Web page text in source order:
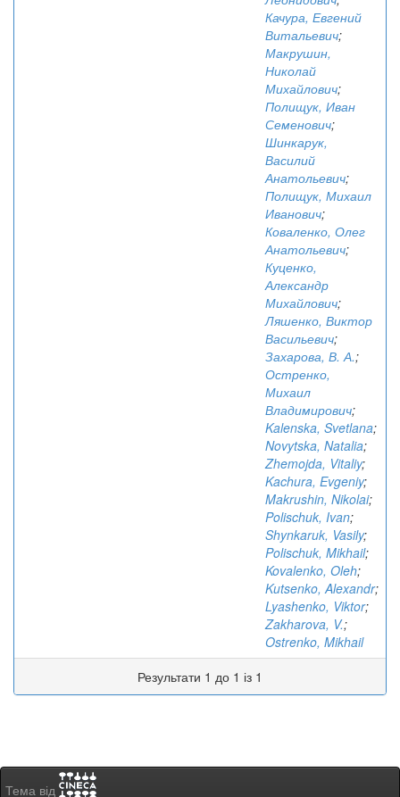
Качура, Евгений
Витальевич;
Макрушин,
Николай
Михайлович;
Полищук, Иван
Семенович;
Шинкарук,
Василий
Анатольевич;
Полищук, Михаил
Иванович;
Коваленко, Олег
Анатольевич;
Куценко,
Александр
Михайлович;
Ляшенко, Виктор
Васильевич;
Захарова, В. А.;
Остренко,
Михаил
Владимирович;
Kalenska, Svetlana;
Novytska, Natalia;
Zhemojda, Vitaliy;
Kachura, Evgeniy;
Makrushin, Nikolai;
Polischuk, Ivan;
Shynkaruk, Vasily;
Polischuk, Mikhail;
Kovalenko, Oleh;
Kutsenko, Alexandr;
Lyashenko, Viktor;
Zakharova, V.;
Ostrenko, Mikhail
Результати 1 до 1 із 1
Тема від